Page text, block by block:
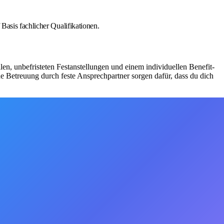
fachlicher Qualifikationen.
unbefristeten Festanstellungen und einem individuellen Benefit-
durch feste Ansprechpartner sorgen dafür, dass du dich